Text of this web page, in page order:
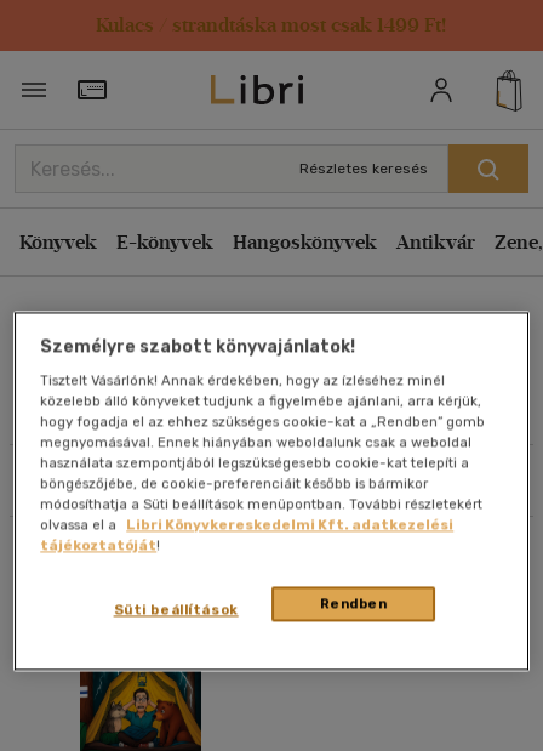
Kulacs / strandtáska most csak 1499 Ft!
Törzsvásárlói Kártya adatai
Részletes keresés
Könyvek E-könyvek Hangoskönyvek Antikvár
Ifj. Tordai József
Művei
Szűrés Rendezés
Rendezés
Kiadás éve szerint csökkenő
Ár szerint csökkenő
Eladott darabszám szerint csökkenő
Eladott darabszám szerint növekvő
Cím szerint A-Z
Szerző szerint A-Z
Megjelenítés
20 db / oldal
Alkalmaz
Személyre szabott könyvajánlatok!
Tisztelt Vásárlónk! Annak érdekében, hogy az ízléséhez minél
közelebb álló könyveket tudjunk a figyelmébe ajánlani, arra kérjük,
hogy fogadja el az ehhez szükséges cookie-kat a „Rendben” gomb
megnyomásával. Ennek hiányában weboldalunk csak a weboldal
használata szempontjából legszükségesebb cookie-kat telepíti a
böngészőjébe, de cookie-preferenciáit később is bármikor
módosíthatja a Süti beállítások menüpontban. További részletekért
olvassa el a
Libri Könyvkereskedelmi Kft. adatkezelési
tájékoztatóját!
Rendben
Süti beállítások